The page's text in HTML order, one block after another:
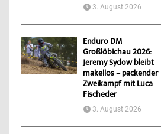
3. August 2026
Enduro DM
Großlöbichau 2026:
Jeremy Sydow bleibt
makellos – packender
Zweikampf mit Luca
Fischeder
3. August 2026